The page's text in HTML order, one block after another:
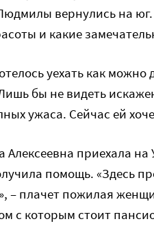
вернулись на
и какие
уехать как
бы не видеть
ужаса. Сейчас ей
приехала
помощь. «Здесь
– плачет пожилая
с которым стоит